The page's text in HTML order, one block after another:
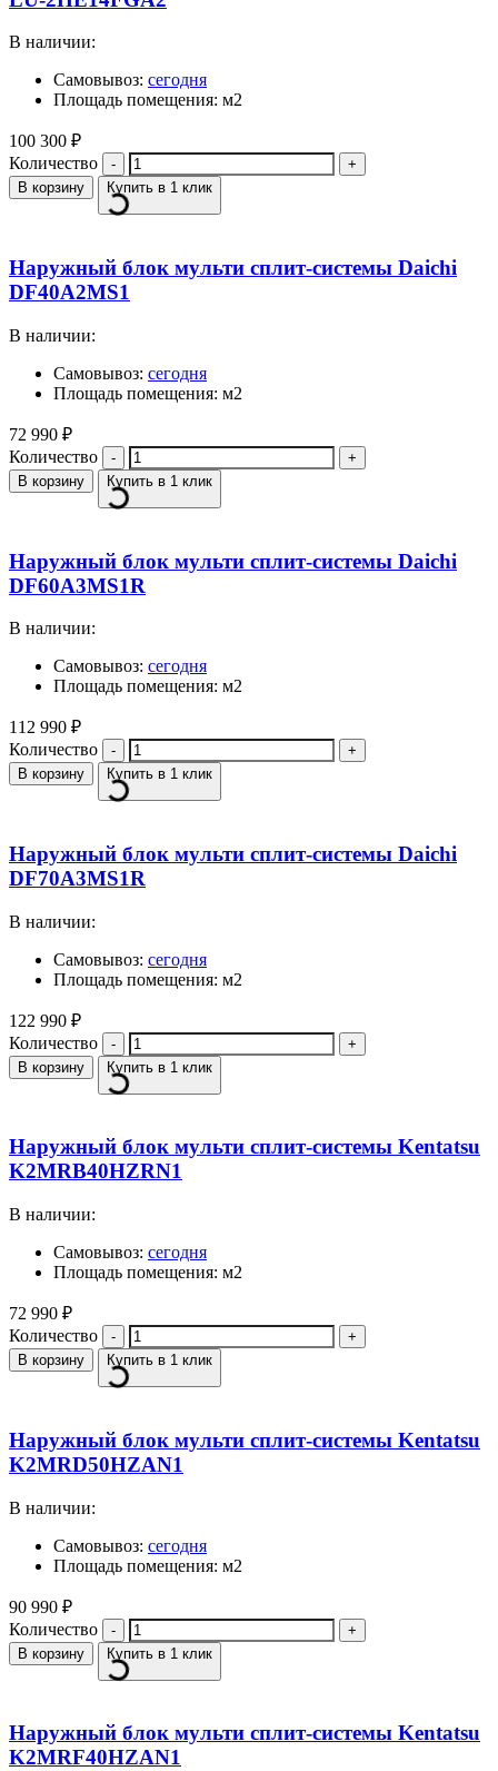
В наличии:
Самовывоз: сегодня
Площадь помещения: м2
100 300 ₽
Количество
В корзину Купить в 1 клик
Наружный блок мульти сплит-системы Daichi
DF40A2MS1
В наличии:
Самовывоз: сегодня
Площадь помещения: м2
72 990 ₽
Количество
В корзину Купить в 1 клик
Наружный блок мульти сплит-системы Daichi
DF60A3MS1R
В наличии:
Самовывоз: сегодня
Площадь помещения: м2
112 990 ₽
Количество
В корзину Купить в 1 клик
Наружный блок мульти сплит-системы Daichi
DF70A3MS1R
В наличии:
Самовывоз: сегодня
Площадь помещения: м2
122 990 ₽
Количество
В корзину Купить в 1 клик
Наружный блок мульти сплит-системы Kentatsu
K2MRB40HZRN1
В наличии:
Самовывоз: сегодня
Площадь помещения: м2
72 990 ₽
Количество
В корзину Купить в 1 клик
Наружный блок мульти сплит-системы Kentatsu
K2MRD50HZAN1
В наличии:
Самовывоз: сегодня
Площадь помещения: м2
90 990 ₽
Количество
В корзину Купить в 1 клик
Наружный блок мульти сплит-системы Kentatsu
K2MRF40HZAN1